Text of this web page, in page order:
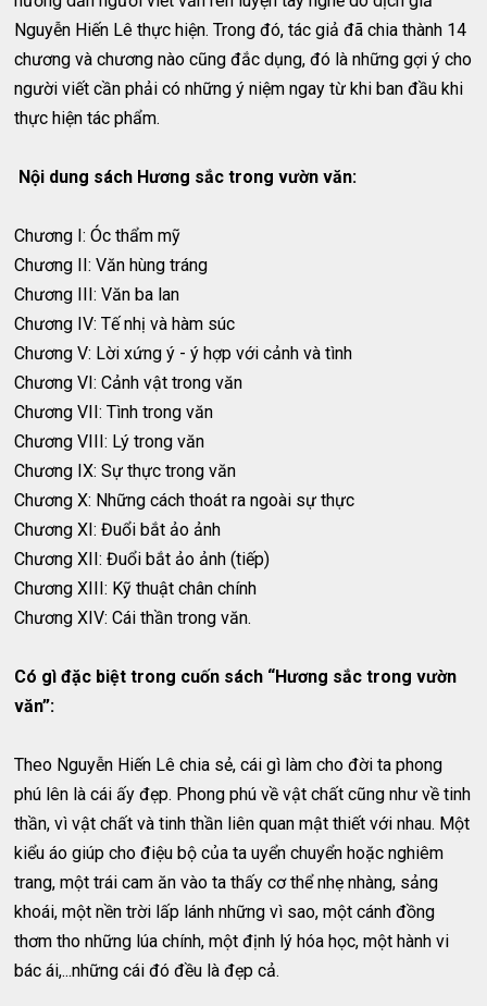
Nguyễn Hiến Lê thực hiện. Trong đó, tác giả đã chia thành 14
chương và chương nào cũng đắc dụng, đó là những gợi ý cho
người viết cần phải có những ý niệm ngay từ khi ban đầu khi
thực hiện tác phẩm.
Nội dung sách Hương sắc trong vườn văn:
Chương I: Óc thẩm mỹ
Chương II: Văn hùng tráng
Chương III: Văn ba lan
Chương IV: Tế nhị và hàm súc
Chương V: Lời xứng ý - ý hợp với cảnh và tình
Chương VI: Cảnh vật trong văn
Chương VII: Tình trong văn
Chương VIII: Lý trong văn
Chương IX: Sự thực trong văn
Chương X: Những cách thoát ra ngoài sự thực
Chương XI: Đuổi bắt ảo ảnh
Chương XII: Đuổi bắt ảo ảnh (tiếp)
Chương XIII: Kỹ thuật chân chính
Chương XIV: Cái thần trong văn.
Có gì đặc biệt trong cuốn sách “Hương sắc trong vườn
văn”:
Theo Nguyễn Hiến Lê chia sẻ, cái gì làm cho đời ta phong
phú lên là cái ấy đẹp. Phong phú về vật chất cũng như về tinh
thần, vì vật chất và tinh thần liên quan mật thiết với nhau. Một
kiểu áo giúp cho điệu bộ của ta uyển chuyển hoặc nghiêm
trang, một trái cam ăn vào ta thấy cơ thể nhẹ nhàng, sảng
khoái, một nền trời lấp lánh những vì sao, một cánh đồng
thơm tho những lúa chính, một định lý hóa học, một hành vi
bác ái,...những cái đó đều là đẹp cả.